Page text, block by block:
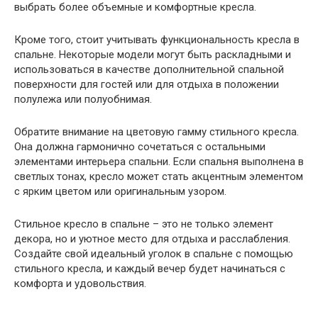
выбрать более объемные и комфортные кресла.
Кроме того, стоит учитывать функциональность кресла в
спальне. Некоторые модели могут быть раскладными и
использоваться в качестве дополнительной спальной
поверхности для гостей или для отдыха в положении
полулежа или полуобнимая.
Обратите внимание на цветовую гамму стильного кресла.
Она должна гармонично сочетаться с остальными
элементами интерьера спальни. Если спальня выполнена в
светлых тонах, кресло может стать акцентным элементом
с ярким цветом или оригинальным узором.
Стильное кресло в спальне – это не только элемент
декора, но и уютное место для отдыха и расслабления.
Создайте свой идеальный уголок в спальне с помощью
стильного кресла, и каждый вечер будет начинаться с
комфорта и удовольствия.